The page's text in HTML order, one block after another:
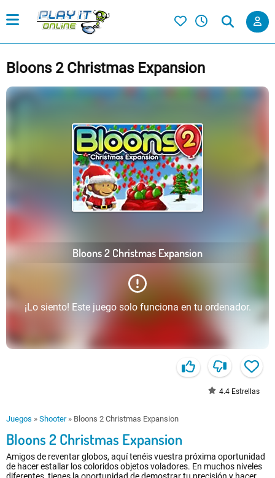
Bloons 2 Christmas Expansion
Bloons 2 Christmas Expansion
¡Lo siento! Este juego solo funciona en tu ordenador.
4.4 Estrellas
Juegos » Shooter» Bloons 2 Christmas Expansion
Bloons 2 Christmas Expansion
Amigos de reventar globos, aquí tenéis vuestra próxima oportunidad
de hacer estallar los coloridos objetos voladores. En muchos niveles